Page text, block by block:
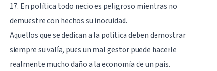
17. En política todo necio es peligroso mientras no
demuestre con hechos su inocuidad.
Aquellos que se dedican a la política deben demostrar
siempre su valía, pues un mal gestor puede hacerle
realmente mucho daño a la economía de un país.